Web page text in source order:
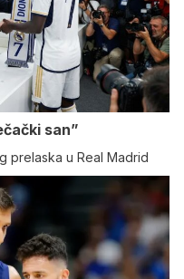
san”
prelaska u Real Madrid